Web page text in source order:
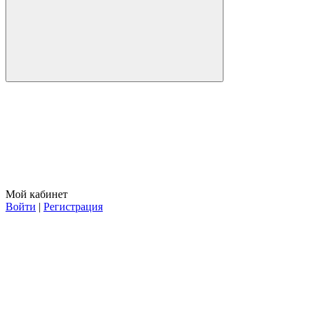
Мой кабинет
Войти | Регистрация